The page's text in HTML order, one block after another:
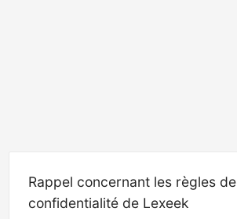
Rappel concernant les règles de
confidentialité de Lexeek